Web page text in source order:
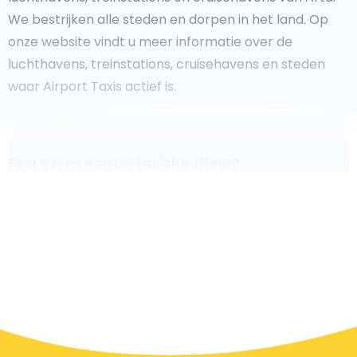
We bestrijken alle steden en dorpen in het land. Op
onze website vindt u meer informatie over de
luchthavens, treinstations, cruisehavens en steden
waar Airport Taxis actief is.
mogelijk heeft gemaakt, dan bent u van harte welkom
om een fooi te geven.